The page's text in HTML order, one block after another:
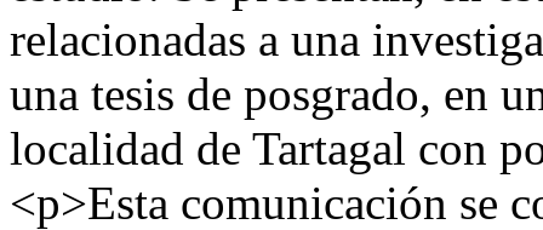
relacionadas a una
una tesis de posgrado, en
localidad de Tartagal con
<p>Esta comunicación se